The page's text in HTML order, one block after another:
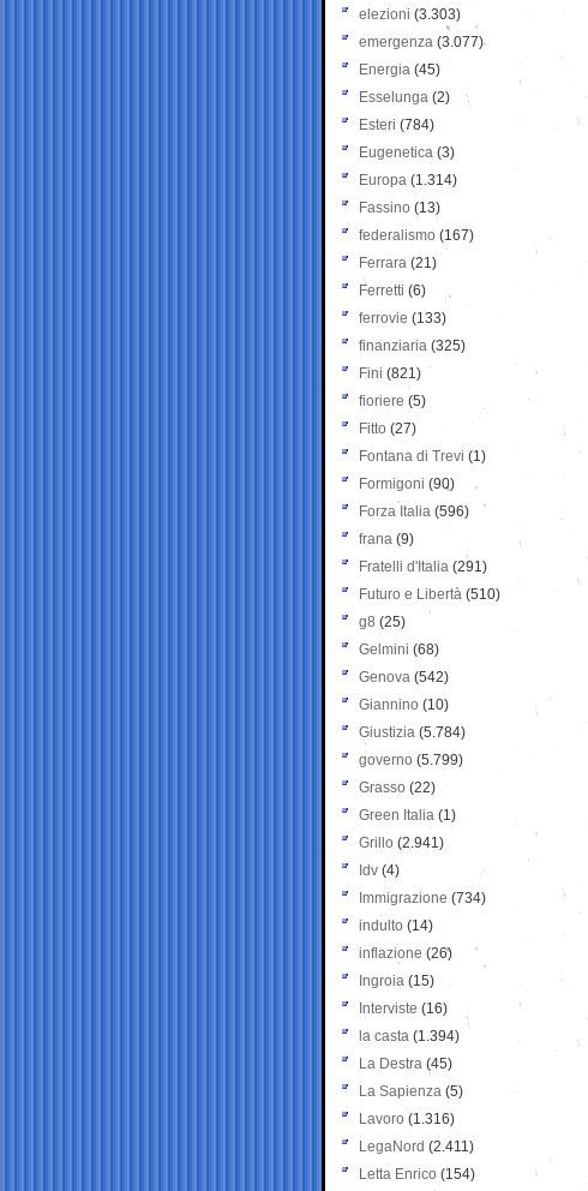
elezioni (3.303)
emergenza (3.077)
Energia (45)
Esselunga (2)
Esteri (784)
Eugenetica (3)
Europa (1.314)
Fassino (13)
federalismo (167)
Ferrara (21)
Ferretti (6)
ferrovie (133)
finanziaria (325)
Fini (821)
fioriere (5)
Fitto (27)
Fontana di Trevi (1)
Formigoni (90)
Forza Italia (596)
frana (9)
Fratelli d'Italia (291)
Futuro e Libertà (510)
g8 (25)
Gelmini (68)
Genova (542)
Giannino (10)
Giustizia (5.784)
governo (5.799)
Grasso (22)
Green Italia (1)
Grillo (2.941)
Idv (4)
Immigrazione (734)
indulto (14)
inflazione (26)
Ingroia (15)
Interviste (16)
la casta (1.394)
La Destra (45)
La Sapienza (5)
Lavoro (1.316)
LegaNord (2.411)
Letta Enrico (154)